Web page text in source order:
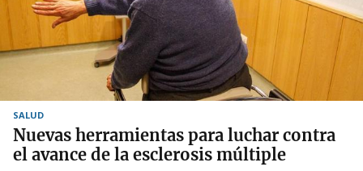
SALUD
Nuevas herramientas para luchar contra
el avance de la esclerosis múltiple